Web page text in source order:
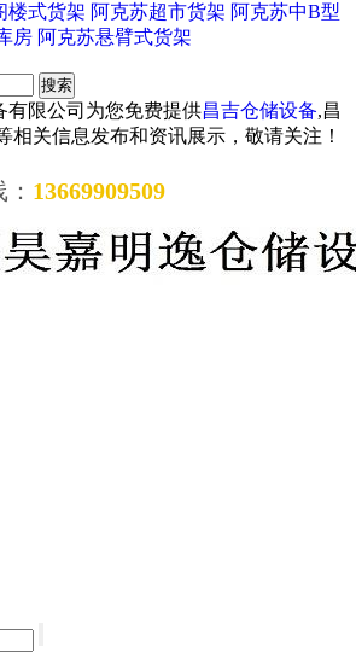
楼式货架 阿克苏超市货架 阿克苏中B型
房 阿克苏悬臂式货架
有限公司为您免费提供昌吉仓储设备,昌
相关信息发布和资讯展示，敬请关注！
13669909509